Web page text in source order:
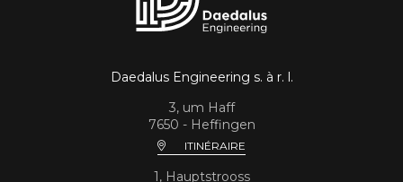
Daedalus Engineering s. à r. l.
3, um Haff
7650 - Heffingen
ITINÉRAIRE
1, Hauptstrooss